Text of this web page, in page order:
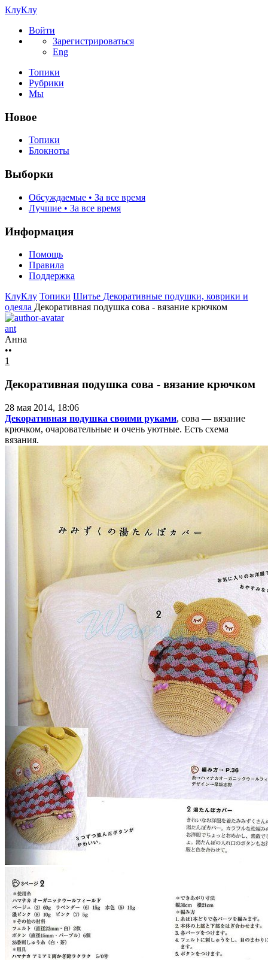
КлуКлу
Войти
Зарегистрироваться
Eng
Топики
Рубрики
Мы
Новое
Топики
Блокноты
Выборки
Обсуждаемые • За все время
Лучшие • За все время
Информация
Помощь
Правила
Поддержка
КлуКлу Топики Шитье Декоративные подушки, коврики и
одеяла Декоративная подушка сова - вязание крючком
ant
Анна
••
1
Декоративная подушка сова - вязание крючком
28 мая 2014, 18:06
Декоративная подушка своими руками, сова — вязание
крючком, очаровательные и очень уютные. Есть схема
вязания.